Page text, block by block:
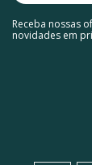
Receba nossas
novidades em